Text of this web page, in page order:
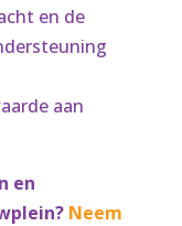
en de
aan
en
Neem